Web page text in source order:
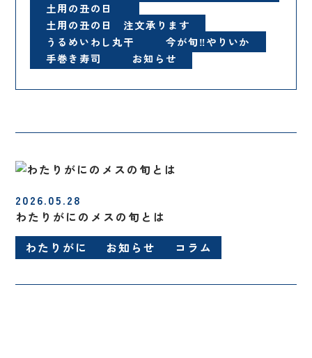
土用の丑の日
土用の丑の日 注文承ります
うるめいわし丸干
今が旬‼️やりいか
手巻き寿司
お知らせ
2026.05.28
わたりがにのメスの旬とは
わたりがに
お知らせ コラム